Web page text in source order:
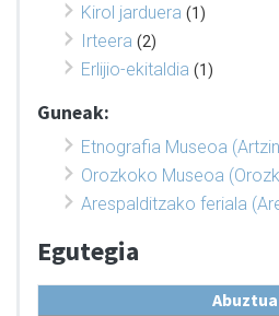
Kirol jarduera (1)
Irteera (2)
Erlijio-ekitaldia (1)
Guneak:
Etnografia Museoa
Orozkoko Museoa
Arespalditzako feriala
Egutegia
Abuztua